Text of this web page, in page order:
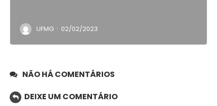
UFMG · 02/02/2023
NÃO HÁ COMENTÁRIOS
DEIXE UM COMENTÁRIO